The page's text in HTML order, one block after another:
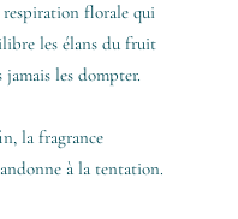
respiration florale qui
les élans du fruit
jamais les dompter.
la fragrance
à la tentation.